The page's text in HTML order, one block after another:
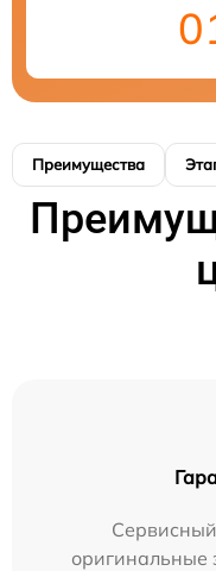
Преимущества
оригинальные